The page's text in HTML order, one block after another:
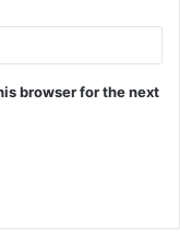
browser for the next